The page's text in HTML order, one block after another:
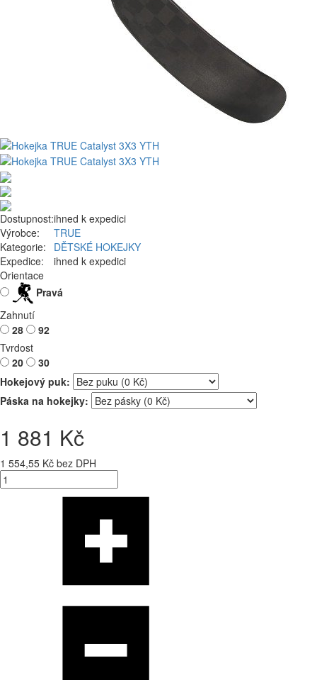
Dostupnost:ihned k expedici
Výrobce:
TRUE
Kategorie:
DĚTSKÉ HOKEJKY
Expedice:
ihned k expedici
Orientace
Pravá
Zahnutí
28
92
Tvrdost
20
30
Hokejový puk:
Páska na hokejky:
1 881 Kč
1 554,55 Kč bez DPH